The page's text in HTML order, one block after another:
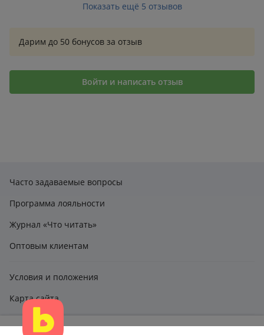
Показать ещё 5 отзывов
Дарим до 50 бонусов за отзыв
Войти и написать отзыв
Часто задаваемые вопросы
Программа лояльности
Журнал «Что читать»
Оптовым клиентам
Условия и положения
Карта сайта
claimbook24@bookcentre.ru
Этот сайт использует файлы cookie и другие технологии,